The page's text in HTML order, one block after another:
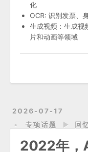
化
OCR: 识别发票、
生成视频：生成视
片和动画等领域
2026-07-17
专项话题
► 回
2022年，